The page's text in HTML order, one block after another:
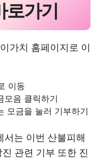
로가기
가치 홈페이지로 이
이동
모음 클릭하기
모금을 눌러 기부하기
서는 이번 산불피해
관련 기부 또한 진